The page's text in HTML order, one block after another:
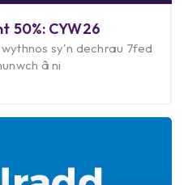
50%: CYW26
sy'n dechrau 7fed
â ni